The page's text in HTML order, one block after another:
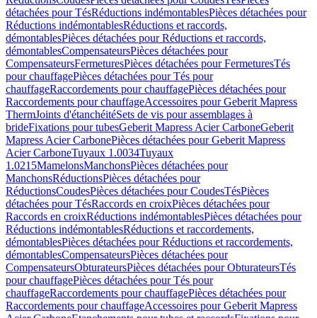
détachées pour TésRéductions indémontablesPièces détachées pour
Réductions indémontablesRéductions et raccords,
démontablesPièces détachées pour Réductions et raccords,
démontablesCompensateursPièces détachées pour
CompensateursFermeturesPièces détachées pour FermeturesTés
pour chauffagePièces détachées pour Tés pour
chauffageRaccordements pour chauffagePièces détachées pour
Raccordements pour chauffageAccessoires pour Geberit Mapress
ThermJoints d'étanchéitéSets de vis pour assemblages à
brideFixations pour tubesGeberit Mapress Acier CarboneGeberit
Mapress Acier CarbonePièces détachées pour Geberit Mapress
Acier CarboneTuyaux 1.0034Tuyaux
1.0215MamelonsManchonsPièces détachées pour
ManchonsRéductionsPièces détachées pour
RéductionsCoudesPièces détachées pour CoudesTésPièces
détachées pour TésRaccords en croixPièces détachées pour
Raccords en croixRéductions indémontablesPièces détachées pour
Réductions indémontablesRéductions et raccordements,
démontablesPièces détachées pour Réductions et raccordements,
démontablesCompensateursPièces détachées pour
CompensateursObturateursPièces détachées pour ObturateursTés
pour chauffagePièces détachées pour Tés pour
chauffageRaccordements pour chauffagePièces détachées pour
Raccordements pour chauffageAccessoires pour Geberit Mapress